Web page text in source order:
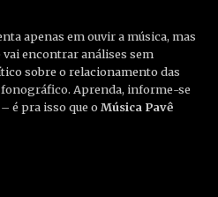
apenas em ouvir a música, mas
vai encontrar análises sem
sobre o relacionamento das
Aprenda, informe-se
é pra isso que oMúsica Pavê